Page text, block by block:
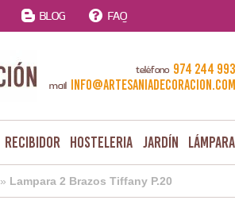
BLOG FAQ
teléfono 974 244 993
mail info@artesaniadecoracion.com
Recibidor Hosteleria Jardín
» Lampara 2 Brazos Tiffany P.20